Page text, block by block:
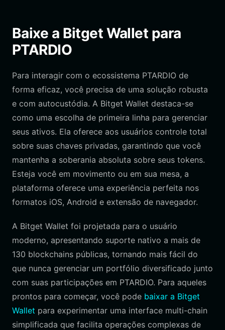
Baixe a Bitget Wallet para
PTARDIO
Para interagir com o ecossistema PTARDIO de
forma eficaz, você precisa de uma solução robusta
e com autocustódia. A Bitget Wallet destaca-se
como uma escolha de primeira linha para gerenciar
seus ativos. Ela oferece aos usuários controle total
sobre suas chaves privadas, garantindo que você
mantenha a soberania absoluta sobre seus tokens.
Esteja você em movimento ou em sua mesa, a
plataforma oferece uma experiência perfeita nos
formatos iOS, Android e extensão de navegador.
A Bitget Wallet foi projetada para o usuário
moderno, apresentando suporte nativo a mais de
130 blockchains públicas, tornando mais fácil do
que nunca gerenciar um portfólio diversificado junto
com suas participações em PTARDIO. Para aqueles
prontos para começar, você pode baixar a Bitget
Wallet para experimentar uma interface multi-chain
simplificada que facilita operações complexas de